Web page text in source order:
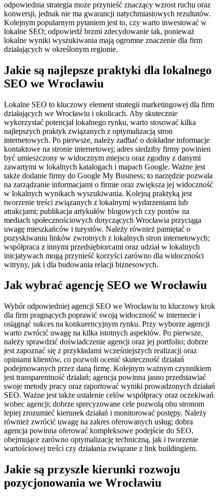
odpowiednia strategia może przynieść znaczący wzrost ruchu oraz
konwersji, jednak nie ma gwarancji natychmiastowych rezultatów.
Kolejnym popularnym pytaniem jest to, czy warto inwestować w
lokalne SEO; odpowiedź brzmi zdecydowanie tak, ponieważ
lokalne wyniki wyszukiwania mają ogromne znaczenie dla firm
działających w określonym regionie.
Jakie są najlepsze praktyki dla lokalnego
SEO we Wrocławiu
Lokalne SEO to kluczowy element strategii marketingowej dla firm
działających we Wrocławiu i okolicach. Aby skutecznie
wykorzystać potencjał lokalnego rynku, warto stosować kilka
najlepszych praktyk związanych z optymalizacją stron
internetowych. Po pierwsze, należy zadbać o dokładne informacje
kontaktowe na stronie internetowej; adres siedziby firmy powinien
być umieszczony w widocznym miejscu oraz zgodny z danymi
zawartymi w lokalnych katalogach i mapach Google. Ważne jest
także dodanie firmy do Google My Business; to narzędzie pozwala
na zarządzanie informacjami o firmie oraz zwiększa jej widoczność
w lokalnych wynikach wyszukiwania. Kolejną praktyką jest
tworzenie treści związanych z lokalnymi wydarzeniami lub
atrakcjami; publikacja artykułów blogowych czy postów na
mediach społecznościowych dotyczących Wrocławia przyciąga
uwagę mieszkańców i turystów. Należy również pamiętać o
pozyskiwaniu linków zwrotnych z lokalnych stron internetowych;
współpraca z innymi przedsiębiorcami oraz udział w lokalnych
inicjatywach mogą przynieść korzyści zarówno dla widoczności
witryny, jak i dla budowania relacji biznesowych.
Jak wybrać agencję SEO we Wrocławiu
Wybór odpowiedniej agencji SEO we Wrocławiu to kluczowy krok
dla firm pragnących poprawić swoją widoczność w internecie i
osiągnąć sukces na konkurencyjnym rynku. Przy wyborze agencji
warto zwrócić uwagę na kilka istotnych aspektów. Po pierwsze,
należy sprawdzić doświadczenie agencji oraz jej portfolio; dobrze
jest zapoznać się z przykładami wcześniejszych realizacji oraz
opiniami klientów, co pozwoli ocenić skuteczność działań
podejmowanych przez daną firmę. Kolejnym ważnym czynnikiem
jest transparentność działań; agencja powinna jasno przedstawiać
swoje metody pracy oraz raportować wyniki prowadzonych działań
SEO. Ważne jest także ustalenie celów współpracy oraz oczekiwań
wobec agencji; dobrze sprecyzowane cele pozwolą obu stronom
lepiej zrozumieć kierunek działań i monitorować postępy. Należy
również zwrócić uwagę na zakres oferowanych usług; dobra
agencja powinna oferować kompleksowe podejście do SEO,
obejmujące zarówno optymalizację techniczną, jak i tworzenie
wartościowej treści czy działania związane z link buildingiem.
Jakie są przyszłe kierunki rozwoju
pozycjonowania we Wrocławiu